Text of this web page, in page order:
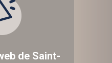
de Saint-